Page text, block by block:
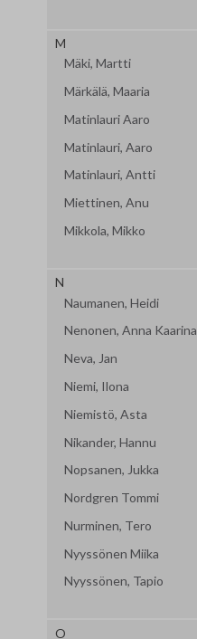
M
Mäki, Martti
Märkälä, Maaria
Matinlauri Aaro
Matinlauri, Aaro
Matinlauri, Antti
Miettinen, Anu
Mikkola, Mikko
N
Naumanen, Heidi
Nenonen, Anna Kaarina
Neva, Jan
Niemi, Ilona
Niemistö, Asta
Nikander, Hannu
Nopsanen, Jukka
Nordgren Tommi
Nurminen, Tero
Nyyssönen Miika
Nyyssönen, Tapio
O